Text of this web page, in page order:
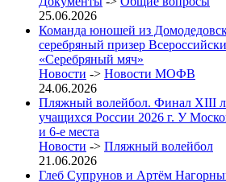
25.06.2026
Команда юношей из
серебряный призер
«Серебряный мяч»
Новости -> Новости МОФВ
24.06.2026
Пляжный волейбол. Финал XIII
учащихся России 2026 г. У
и 6-е места
Новости -> Пляжный волейбол
21.06.2026
Глеб Супрунов и Артём